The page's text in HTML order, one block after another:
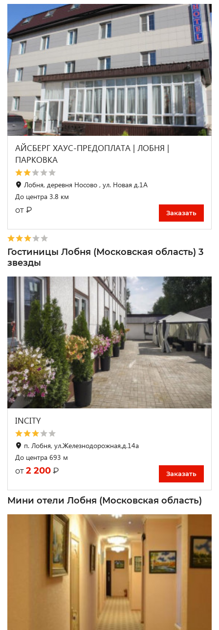
АЙСБЕРГ ХАУС-ПРЕДОПЛАТА | ЛОБНЯ |
ПАРКОВКА
Лобня, деревня Носово , ул. Новая д.1А
До центра 3.8 км
от ₽ Заказать
Гостиницы Лобня (Московская область) 3
звезды
INCITY
п. Лобня, ул.Железнодорожная,д.14а
До центра 693 м
от 2 200 ₽ Заказать
Мини отели Лобня (Московская область)